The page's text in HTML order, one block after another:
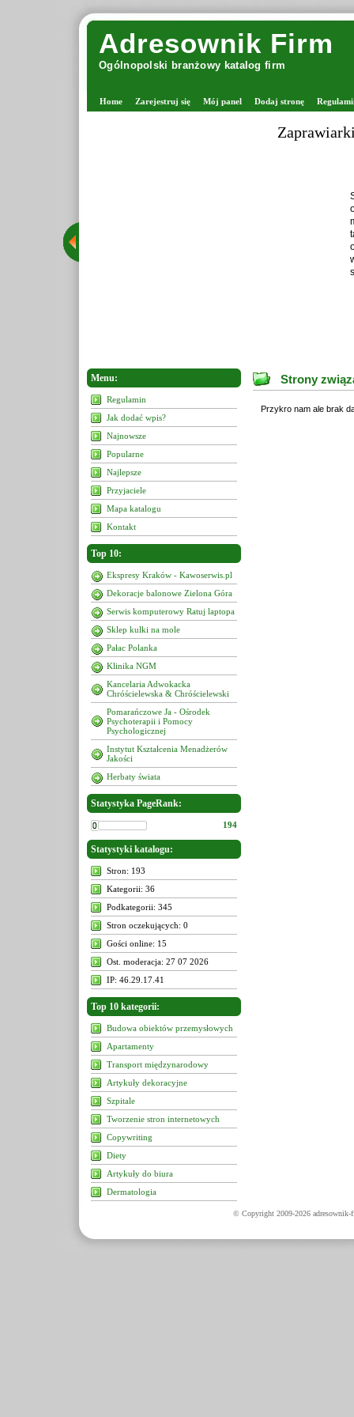
Adresownik Firm
Ogólnopolski branżowy katalog firm
Home Zarejestruj się Mój panel Dodaj stronę
Menu:
Regulamin
Jak dodać wpis?
Najnowsze
Popularne
Najlepsze
Przyjaciele
Mapa katalogu
Kontakt
Top 10:
Ekspresy Kraków - Kawoserwis.pl
Dekoracje balonowe Zielona Góra
Serwis komputerowy Ratuj laptopa
Sklep kulki na mole
Pałac Polanka
Klinika NGM
Kancelaria Adwokacka
Chróścielewska & Chróścielewski
Pomarańczowe Ja - Ośrodek
Psychoterapii i Pomocy
Psychologicznej
Instytut Kształcenia Menadżerów
Jakości
Herbaty świata
Statystyka PageRank:
194
Statystyki katalogu:
Stron: 193
Kategorii: 36
Podkategorii: 345
Stron oczekujących: 0
Gości online: 15
Ost. moderacja: 27 07 2026
IP: 46.29.17.41
Top 10 kategorii:
Budowa obiektów przemysłowych
Apartamenty
Transport międzynarodowy
Artykuły dekoracyjne
Szpitale
Tworzenie stron internetowych
Copywriting
Diety
Artykuły do biura
Dermatologia
Strony
Przykro nam ale brak
© Copyright 2009-2026